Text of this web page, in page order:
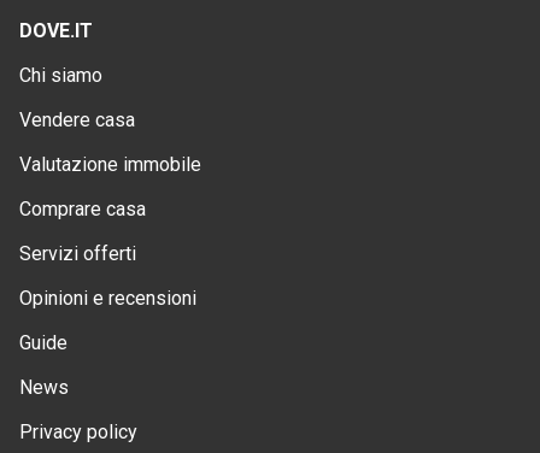
DOVE.IT
Chi siamo
Vendere casa
Valutazione immobile
Comprare casa
Servizi offerti
Opinioni e recensioni
Guide
News
Privacy policy